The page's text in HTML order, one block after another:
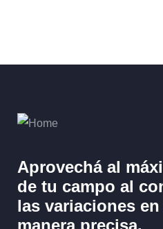
Aprovechá al
de tu campo al
las variaciones
manera precisa.